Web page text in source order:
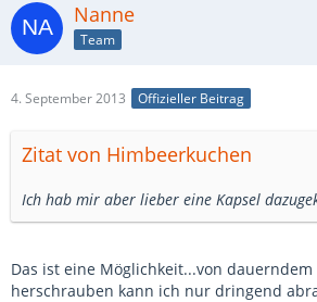
Nanne
Team
4. September 2013 Offizieller Beitrag
Zitat von Himbeerkuchen
Ich hab mir aber lieber eine Kapsel
Das ist eine Möglichkeit...von
herschrauben kann ich nur dringend